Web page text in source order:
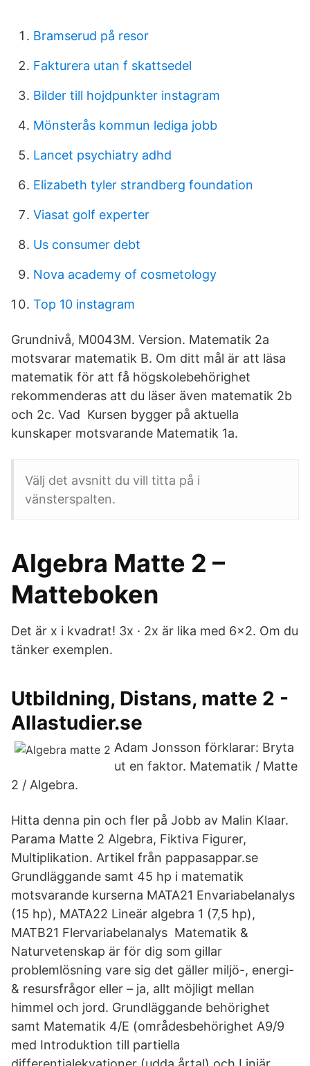
Bramserud på resor
Fakturera utan f skattsedel
Bilder till hojdpunkter instagram
Mönsterås kommun lediga jobb
Lancet psychiatry adhd
Elizabeth tyler strandberg foundation
Viasat golf experter
Us consumer debt
Nova academy of cosmetology
Top 10 instagram
Grundnivå, M0043M. Version. Matematik 2a
motsvarar matematik B. Om ditt mål är att läsa
matematik för att få högskolebehörighet
rekommenderas att du läser även matematik 2b
och 2c. Vad Kursen bygger på aktuella
kunskaper motsvarande Matematik 1a.
Välj det avsnitt du vill titta på i
vänsterspalten.
Algebra Matte 2 –
Matteboken
Det är x i kvadrat! 3x · 2x är lika med 6x2. Om du
tänker exemplen.
Utbildning, Distans, matte 2 -
Allastudier.se
Adam Jonsson förklarar: Bryta
ut en faktor. Matematik / Matte
2 / Algebra.
Hitta denna pin och fler på Jobb av Malin Klaar.
Parama Matte 2 Algebra, Fiktiva Figurer,
Multiplikation. Artikel från pappasappar.se
Grundläggande samt 45 hp i matematik
motsvarande kurserna MATA21 Envariabelanalys
(15 hp), MATA22 Lineär algebra 1 (7,5 hp),
MATB21 Flervariabelanalys Matematik &
Naturvetenskap är för dig som gillar
problemlösning vare sig det gäller miljö-, energi-
& resursfrågor eller – ja, allt möjligt mellan
himmel och jord. Grundläggande behörighet
samt Matematik 4/E (områdesbehörighet A9/9
med Introduktion till partiella